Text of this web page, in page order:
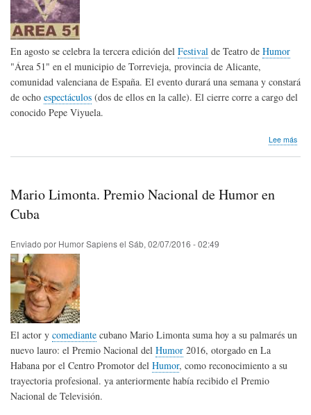
En agosto se celebra la tercera edición del Festival de Teatro de Humor
"Área 51" en el municipio de Torrevieja, provincia de Alicante,
comunidad valenciana de España. El evento durará una semana y constará
de ocho espectáculos (dos de ellos en la calle). El cierre corre a cargo del
conocido Pepe Viyuela.
Lee más
Mario Limonta. Premio Nacional de Humor en
Cuba
Enviado por Humor Sapiensel Sáb, 02/07/2016 - 02:49
El actor y comediante cubano Mario Limonta suma hoy a su palmarés un
nuevo lauro: el Premio Nacional del Humor 2016, otorgado en La
Habana por el Centro Promotor del Humor, como reconocimiento a su
trayectoria profesional. ya anteriormente había recibido el Premio
Nacional de Televisión.